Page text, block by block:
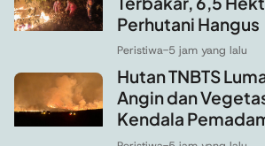
Perhutani Hangus
Peristiwa-5 jam yang lalu
Hutan TNBTS
Angin dan
Kendala